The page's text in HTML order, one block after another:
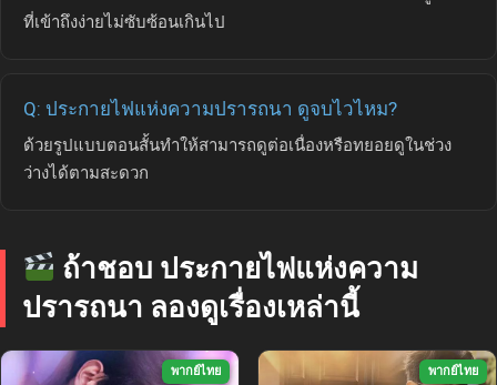
ที่เข้าถึงง่ายไม่ซับซ้อนเกินไป
Q: ประกายไฟแห่งความปรารถนา ดูจบไวไหม?
ด้วยรูปแบบตอนสั้นทำให้สามารถดูต่อเนื่องหรือทยอยดูในช่วง
ว่างได้ตามสะดวก
ถ้าชอบ ประกายไฟแห่งความ
ปรารถนา ลองดูเรื่องเหล่านี้
พากย์ไทย พากย์ไทย